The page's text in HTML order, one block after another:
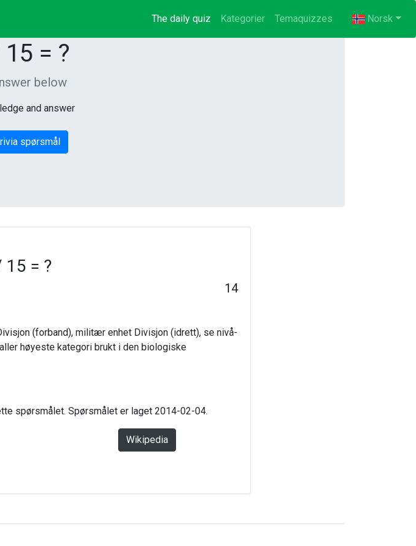
The daily quiz (current)
Kategorier Temaquizzes Norsk
= ?
below
and answer
spørsmål
= ?
14
(forband), militær enhet Divisjon (idrett), se nivå-
høyeste kategori brukt i den biologiske
spørsmålet. Spørsmålet er laget 2014-02-04.
Wikipedia